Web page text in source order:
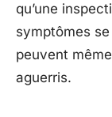
qu’une
symptômes
peuvent
aguerris.